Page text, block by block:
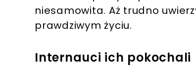
niesamowita. Aż trudno
prawdziwym życiu.
Internauci ich pokochali